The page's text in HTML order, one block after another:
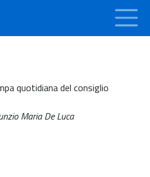
quotidiana del consiglio
Maria De Luca